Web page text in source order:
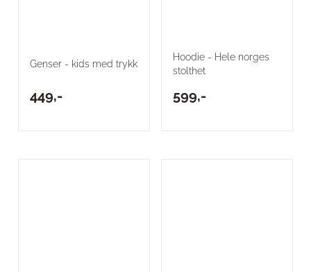
Genser - kids med trykk
449,-
Hoodie - Hele norges
stolthet
599,-